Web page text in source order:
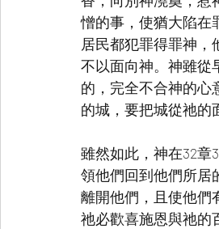
憎的事，使猶大陷在
居民都犯罪得罪神，
不以面向神。神雖從
的，完全不合神的心
的城，要把城從祂的
雖然如此，神在32章
領他們回到他們所居
離開他們，且使他們
祂必歡喜施恩與祂的